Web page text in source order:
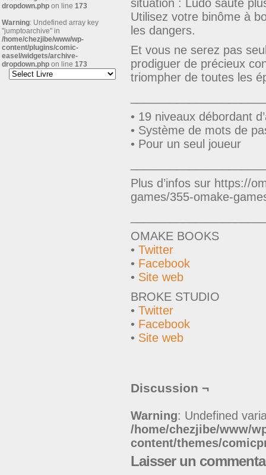
dropdown.php on line 173
Warning: Undefined array key
"jumptoarchive" in
/home/chezjibe/www/wp-
content/plugins/comic-
easel/widgets/archive-
dropdown.php on line 173
situation : Ludo saute
Utilisez votre binôme à
les dangers.
Et vous ne serez pas
prodiguer de précieux
triompher de toutes les
• 19 niveaux débordant
• Système de mots de
• Pour un seul joueur
Plus d’infos sur https://
games/355-omake-
OMAKE BOOKS
• Twitter
• Facebook
• Site web
BROKE STUDIO
• Twitter
• Facebook
• Site web
Discussion ¬
Warning: Undefined
/home/chezjibe/www/
content/themes/
Laisser un